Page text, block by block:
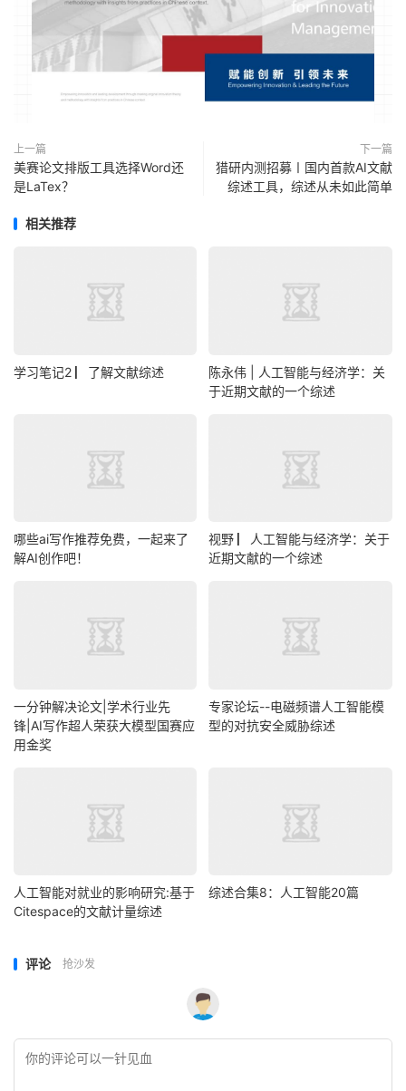
上一篇
美赛论文排版工具选择Word还
是LaTex？
下一篇
猎研内测招募〡国内首款AI文献
综述工具，综述从未如此简单
相关推荐
学习笔记2 ▏了解文献综述
陈永伟 | 人工智能与经济学：关
于近期文献的一个综述
哪些ai写作推荐免费，一起来了
解AI创作吧！
视野 ▏人工智能与经济学：关于
近期文献的一个综述
一分钟解决论文|学术行业先
锋|AI写作超人荣获大模型国赛应
用金奖
专家论坛--电磁频谱人工智能模
型的对抗安全威胁综述
人工智能对就业的影响研究:基于
Citespace的文献计量综述
综述合集8：人工智能20篇
评论 抢沙发